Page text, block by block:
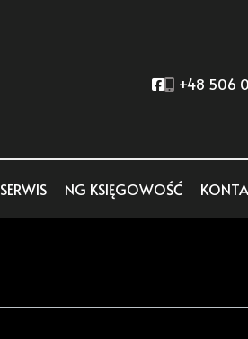
Social link
+48 506
SERWIS NG KSIĘGOWOŚĆ